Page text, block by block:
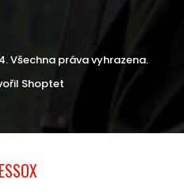
Shoptet
. Všechna práva vyhrazena.